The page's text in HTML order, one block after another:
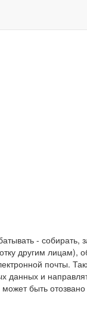
- собирать,
другим лицам),
почты.
данных и
быть